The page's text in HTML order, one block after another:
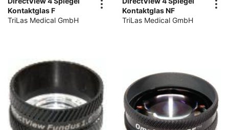
Kontaktglas F
TriLas Medical GmbH
Kontaktglas NF
TriLas Medical GmbH